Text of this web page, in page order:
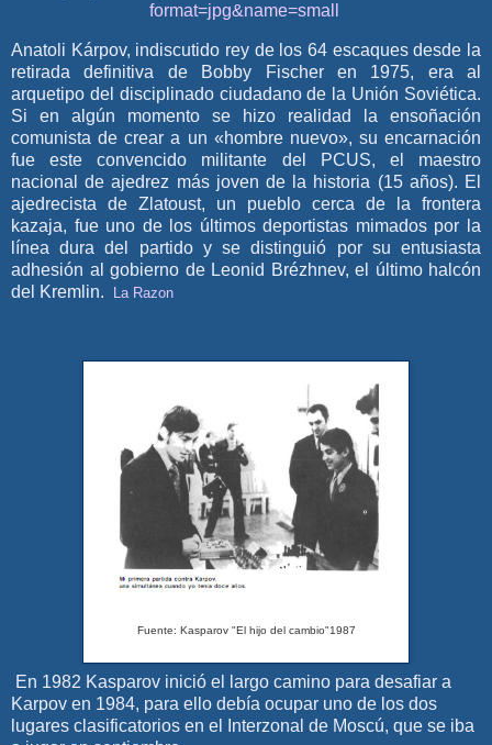
format=jpg&name=small
Anatoli Kárpov, indiscutido rey de los 64 escaques desde la
retirada definitiva de Bobby Fischer en 1975, era al
arquetipo del disciplinado ciudadano de la Unión Soviética.
Si en algún momento se hizo realidad la ensoñación
comunista de crear a un «hombre nuevo», su encarnación
fue este convencido militante del PCUS, el maestro
nacional de ajedrez más joven de la historia (15 años). El
ajedrecista de Zlatoust, un pueblo cerca de la frontera
kazaja, fue uno de los últimos deportistas mimados por la
línea dura del partido y se distinguió por su entusiasta
adhesión al gobierno de Leonid Brézhnev, el último halcón
del Kremlin.
La Razon
Fuente: Kasparov "El hijo del cambio"1987
En 1982 Kasparov inició el largo camino para desafiar a
Karpov en 1984, para ello debía ocupar uno de los dos
lugares clasificatorios en el Interzonal de Moscú, que se iba